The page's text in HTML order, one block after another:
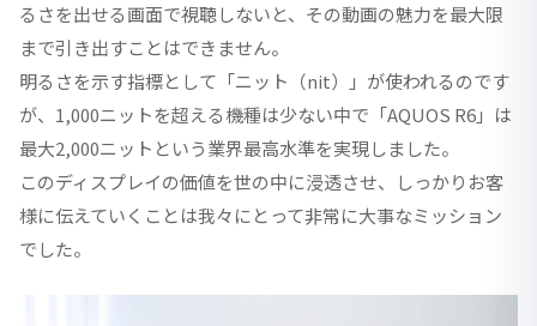
るさを出せる画面で視聴しないと、その動画の魅力を最大限
まで引き出すことはできません。
明るさを示す指標として「ニット（nit）」が使われるのです
が、1,000ニットを超える機種は少ない中で「AQUOS R6」は
最大2,000ニットという業界最高水準を実現しました。
このディスプレイの価値を世の中に浸透させ、しっかりお客
様に伝えていくことは我々にとって非常に大事なミッション
でした。